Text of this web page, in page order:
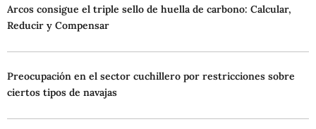
Arcos consigue el triple sello de huella de carbono: Calcular,
Reducir y Compensar
Preocupación en el sector cuchillero por restricciones sobre
ciertos tipos de navajas